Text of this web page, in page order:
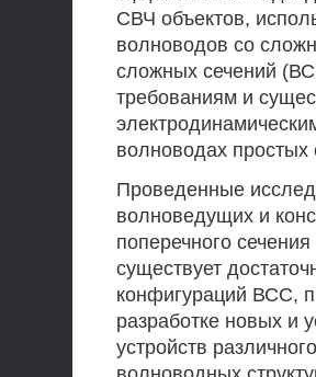
СВЧ объектов,
волноводов со
сложных сечений
требованиям и
волноводах простых
Проведенные
волноведущих и
поперечного
существует
конфигураций ВСС,
разработке новых и
устройств